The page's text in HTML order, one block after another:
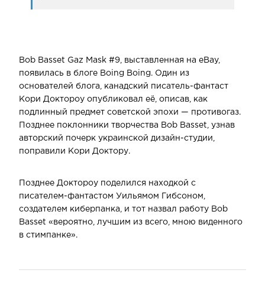
Bob Basset Gaz Mask #9, выставленная на eBay,
появилась в блоге Boing Boing. Один из
основателей блога, канадский писатель-фантаст
Кори Доктороу опубликовал её, описав, как
подлинный предмет советской эпохи — противогаз.
Позднее поклонники творчества Bob Basset, узнав
авторский почерк украинской дизайн-студии,
поправили Кори Доктору.
Позднее Доктороу поделился находкой с
писателем-фантастом Уильямом Гибсоном,
создателем киберпанка, и тот назвал работу Bob
Basset «вероятно, лучшим из всего, мною виденного
в стимпанке».